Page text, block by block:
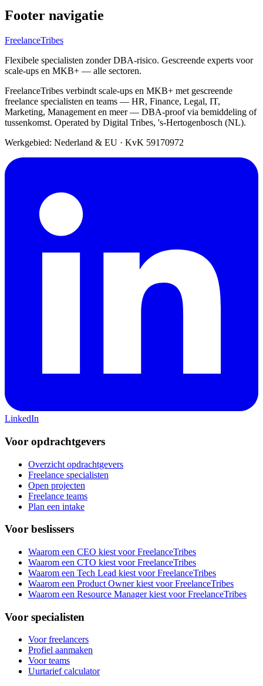
Footer navigatie
FreelanceTribes
Flexibele specialisten zonder DBA-risico. Gescreende experts voor
scale-ups en MKB+ — alle sectoren.
FreelanceTribes verbindt scale-ups en MKB+ met gescreende
freelance specialisten en teams — HR, Finance, Legal, IT,
Marketing, Management en meer — DBA-proof via bemiddeling of
tussenkomst. Operated by Digital Tribes, 's-Hertogenbosch (NL).
Werkgebied: Nederland & EU · KvK 59170972
LinkedIn
Voor opdrachtgevers
Overzicht opdrachtgevers
Freelance specialisten
Open projecten
Freelance teams
Plan een intake
Voor beslissers
Waarom een CEO kiest voor FreelanceTribes
Waarom een CTO kiest voor FreelanceTribes
Waarom een Tech Lead kiest voor FreelanceTribes
Waarom een Product Owner kiest voor FreelanceTribes
Waarom een Resource Manager kiest voor FreelanceTribes
Voor specialisten
Voor freelancers
Profiel aanmaken
Voor teams
Uurtarief calculator